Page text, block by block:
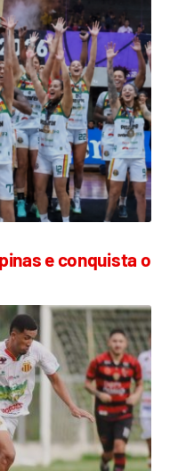
e conquista o